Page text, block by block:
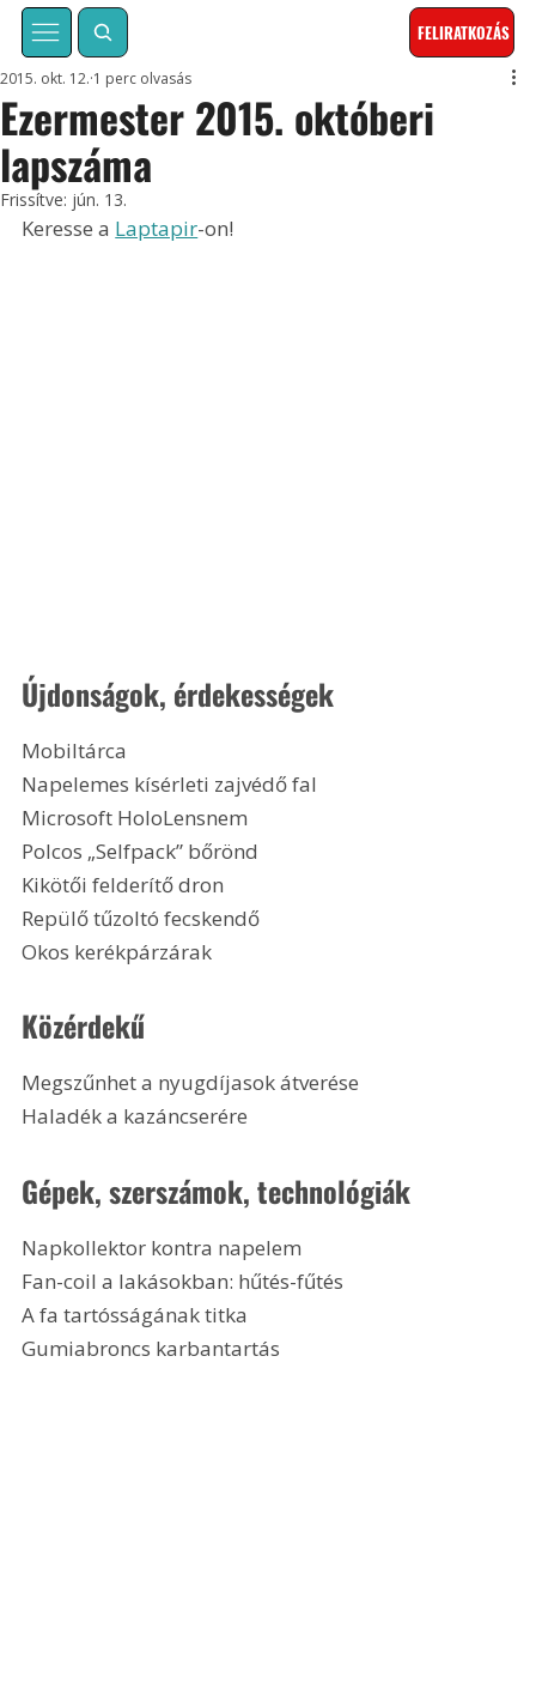
FELIRATKOZÁS
Ezermester 2015. októberi
lapszáma
2015. okt. 12. 1 perc olvasás
Frissítve: jún. 13.
Keresse a Laptapir-on!
Újdonságok, érdekességek
Mobiltárca
Napelemes kísérleti zajvédő fal
Microsoft HoloLensnem
Polcos „Selfpack” bőrönd
Kikötői felderítő dron
Repülő tűzoltó fecskendő
Okos kerékpárzárak
Közérdekű
Megszűnhet a nyugdíjasok átverése
Haladék a kazáncserére
Gépek, szerszámok, technológiák
Napkollektor kontra napelem
Fan-coil a lakásokban: hűtés-fűtés
A fa tartósságának titka
Gumiabroncs karbantartás